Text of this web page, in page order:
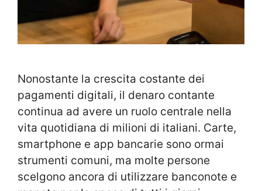
Nonostante la crescita costante dei
pagamenti digitali, il denaro contante
continua ad avere un ruolo centrale nella
vita quotidiana di milioni di italiani. Carte,
smartphone e app bancarie sono ormai
strumenti comuni, ma molte persone
scelgono ancora di utilizzare banconote e